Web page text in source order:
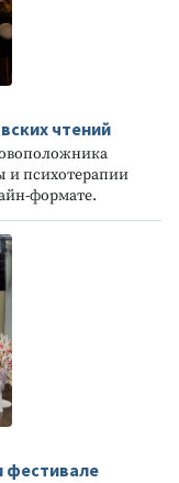
чтений
и психотерапии
формате.
фестивале